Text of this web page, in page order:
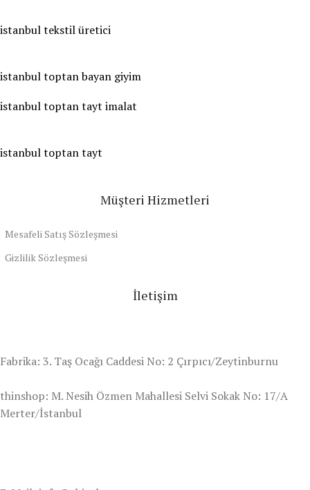
istanbul tekstil üretici
istanbul toptan bayan giyim
istanbul toptan tayt imalat
istanbul toptan tayt
Müşteri Hizmetleri
Mesafeli Satış Sözleşmesi
Gizlilik Sözleşmesi
İletişim
Fabrika: 3. Taş Ocağı Caddesi No: 2 Çırpıcı/Zeytinburnu
thinshop: M. Nesih Özmen Mahallesi Selvi Sokak No: 17/A
Merter/İstanbul